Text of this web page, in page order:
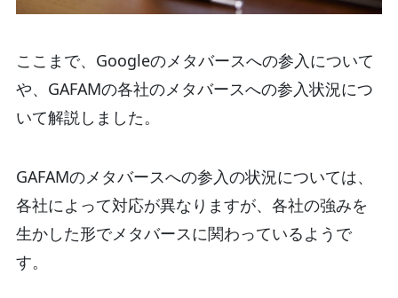
ここまで、Googleのメタバースへの参入について
や、GAFAMの各社のメタバースへの参入状況につ
いて解説しました。
GAFAMのメタバースへの参入の状況については、
各社によって対応が異なりますが、各社の強みを
生かした形でメタバースに関わっているようで
す。